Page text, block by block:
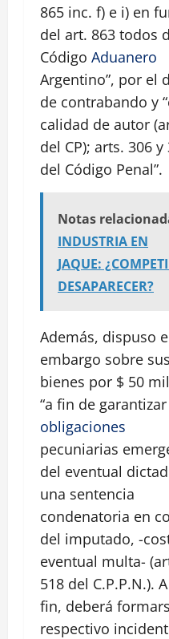
865 inc. f) e i) en
del art. 863 todos
Código Aduanero
Argentino”, por el
de contrabando y
calidad de autor
del CP); arts. 306 y
del Código Penal”.
Notas
INDUSTRIA EN
JAQUE:
DESAPARECER?
Además, dispuso
embargo sobre sus
bienes por $ 50
“a fin de
obligaciones
pecuniarias
del eventual
una sentencia
condenatoria en
del imputado, -
eventual multa-
518 del C.P.P.N.).
fin, deberá
respectivo